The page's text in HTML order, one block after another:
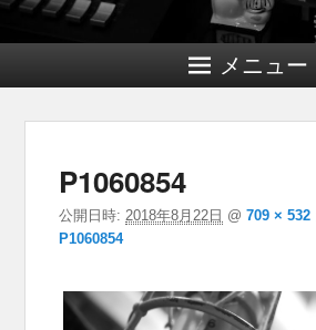
メニュー
P1060854
公開日時: 2018年8月22日 @709 × 532
P1060854